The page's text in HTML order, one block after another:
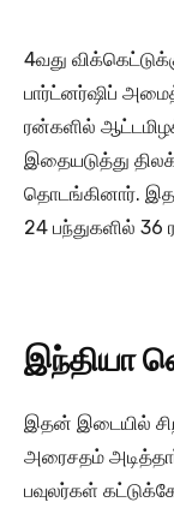
4வது
பார்ட்னர்ஷிப்
ரன்களில்
இதையடுத்து திலக்
தொடங்கினார்.
24 பந்துகளில்
இந்தியா
இதன் இடையில்
அரைசதம்
பவுலர்கள்